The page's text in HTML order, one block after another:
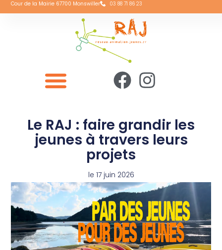
Cour de la Mairie 67700 Monswiller 03 88 71 86 23
Le RAJ : faire grandir les
jeunes à travers leurs
projets
le 17 juin 2026